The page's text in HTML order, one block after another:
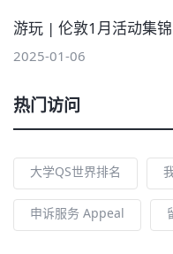
游玩 | 伦敦1月活动集
2025-01-06
热门访问
大学QS世界排名
申诉服务 Appeal